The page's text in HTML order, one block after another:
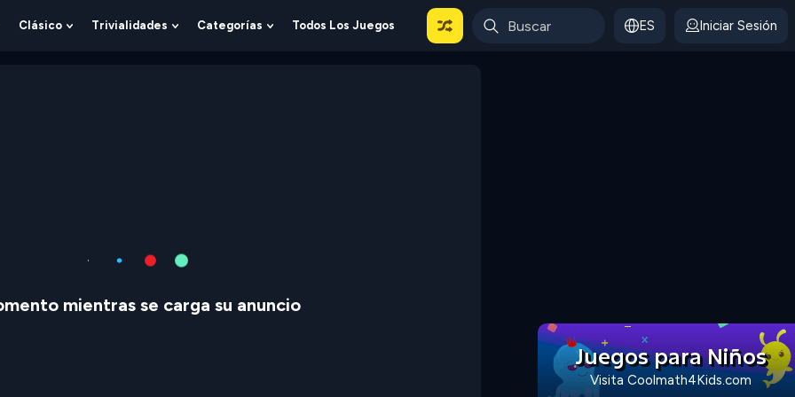
Show
Clásico
Show
Trivialidades
Show
Categorías
Show
Todos Los Juegos ES Iniciar Sesión
mientras se carga su anuncio
Juegos para Niños
Visita Coolmath4Kids.com